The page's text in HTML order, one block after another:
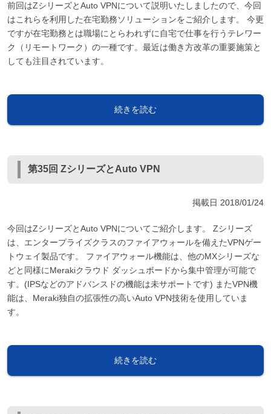
前回はZシリーズとAuto VPNについて説明いたしましたので、今回
はこれらを利用した在宅勤務ソリューションをご紹介します。 今更
ですが在宅勤務とは職場にとらわれずに自宅で仕事を行うテレワー
ク（リモートワーク）の一種です。最近は働き方改革の重要施策と
しても注目されています。
続きを読む
第35回 ZシリーズとAuto VPN
掲載日 2018/01/24
今回はZシリーズとAuto VPNについてご紹介します。 Zシリーズ
は、エンタープライズクラスのファイアウォールを備えたVPNゲー
トウェイ製品です。 ファイアウォール機能は、他のMXシリーズな
どと同様にMerakiクラウド ダッシュボードから集中管理が可能で
す。(IPSなどのアドバンスドの機能は未サポートです) またVPN機
能は、Meraki独自の拡張性の高いAuto VPN技術を使用していま
す。
続きを読む